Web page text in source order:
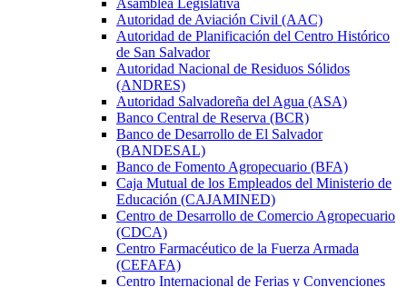
Asamblea Legislativa
Autoridad de Aviación Civil (AAC)
Autoridad de Planificación del Centro Histórico
de San Salvador
Autoridad Nacional de Residuos Sólidos
(ANDRES)
Autoridad Salvadoreña del Agua (ASA)
Banco Central de Reserva (BCR)
Banco de Desarrollo de El Salvador
(BANDESAL)
Banco de Fomento Agropecuario (BFA)
Caja Mutual de los Empleados del Ministerio de
Educación (CAJAMINED)
Centro de Desarrollo de Comercio Agropecuario
(CDCA)
Centro Farmacéutico de la Fuerza Armada
(CEFAFA)
Centro Internacional de Ferias y Convenciones